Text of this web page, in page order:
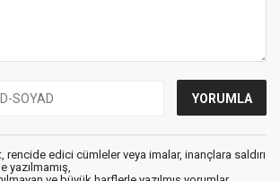
rencide edici cümleler veya imalar, inançlara saldırı
yazılmamış,